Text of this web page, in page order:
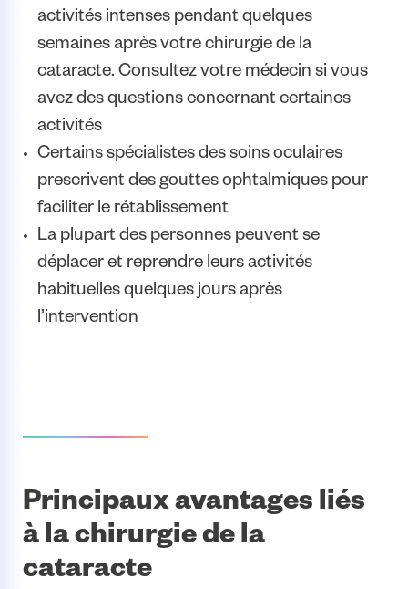
activités intenses pendant quelques
semaines après votre chirurgie de la
cataracte. Consultez votre médecin si vous
avez des questions concernant certaines
activités
Certains spécialistes des soins oculaires
prescrivent des gouttes ophtalmiques pour
faciliter le rétablissement
La plupart des personnes peuvent se
déplacer et reprendre leurs activités
habituelles quelques jours après
l’intervention
Principaux avantages liés
à la chirurgie de la
cataracte